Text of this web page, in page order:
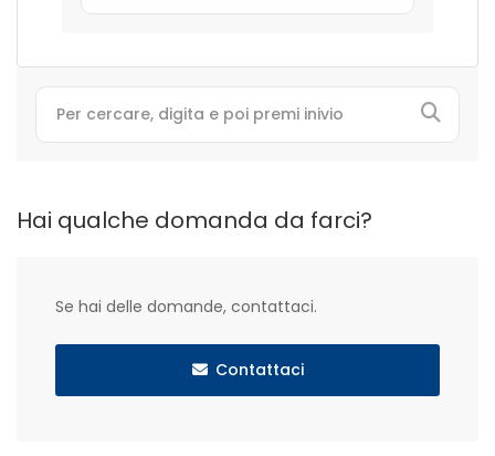
Hai qualche domanda da farci?
Se hai delle domande, contattaci.
Contattaci